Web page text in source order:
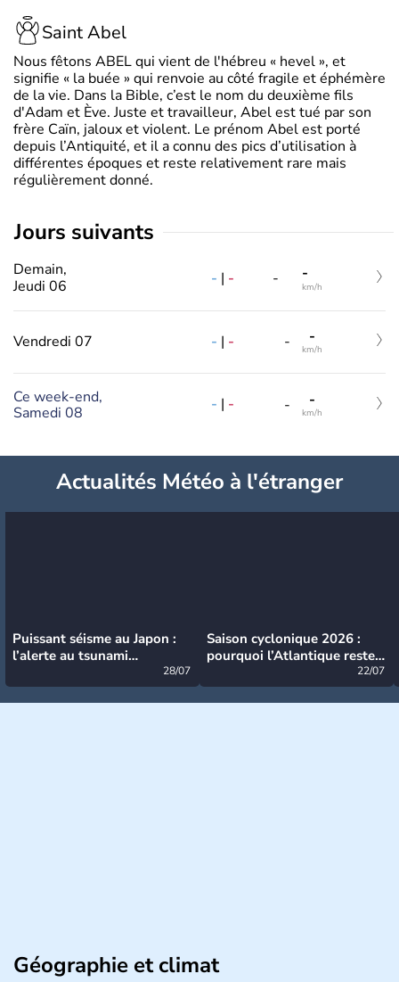
Saint Abel
Nous fêtons ABEL qui vient de l'hébreu « hevel », et
signifie « la buée » qui renvoie au côté fragile et éphémère
de la vie. Dans la Bible, c’est le nom du deuxième fils
d'Adam et Ève. Juste et travailleur, Abel est tué par son
frère Caïn, jaloux et violent. Le prénom Abel est porté
depuis l’Antiquité, et il a connu des pics d’utilisation à
différentes époques et reste relativement rare mais
régulièrement donné.
jours suivants
Demain,
Jeudi 06
- | - - -
km/h
Vendredi 07 - | - - -
km/h
Ce week-end,
Samedi 08
- | - - -
km/h
Actualités Météo à l'étranger
Puissant séisme au Japon :
l’alerte au tsunami
28/07
Saison cyclonique 2026 :
pourquoi l’Atlantique reste
22/07
Géographie et climat